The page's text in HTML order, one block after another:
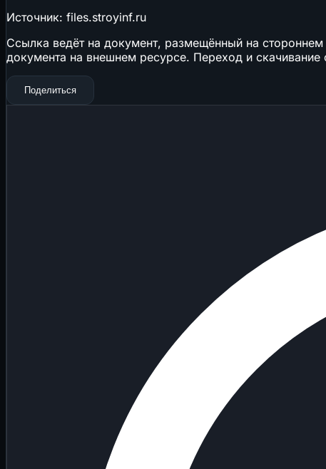
Источник: files.stroyinf.ru
Ссылка ведёт на документ, размещённый на стороннем
документа на внешнем ресурсе. Переход и
Поделиться